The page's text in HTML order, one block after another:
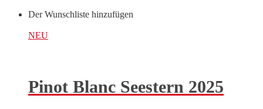
Der Wunschliste hinzufügen
NEU
Pinot Blanc Seestern 2025